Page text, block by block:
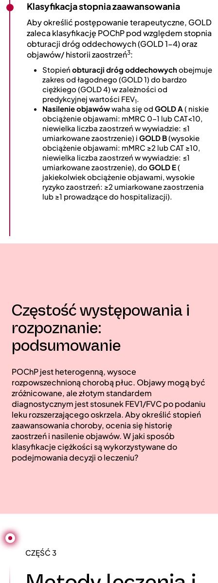
Klasyfikacja stopnia zaawansowania
Aby określić postępowanie terapeutyczne, GOLD
zaleca klasyfikację POChP pod względem stopnia
obturacji dróg oddechowych (GOLD 1-4) oraz
objawów/ historii zaostrzeń3:
Stopień obturacji dróg oddechowychobejmuje
zakres od łagodnego (GOLD 1) do bardzo
ciężkiego (GOLD 4) w zależności od
predykcyjnej wartości FEV1.
Nasilenie objawówwaha się od GOLD A ( niskie
obciążenie objawami: mMRC 0-1 lub CAT<10,
niewielka liczba zaostrzeń w wywiadzie: ≤1
umiarkowane zaostrzenie) i GOLD B(wysokie
obciążenie objawami: mMRC ≥2 lub CAT ≥10,
niewielka liczba zaostrzeń w wywiadzie: ≤1
umiarkowane zaostrzenie), do GOLD E(
jakiekolwiek obciążenie objawami, wysokie
ryzyko zaostrzeń: ≥2 umiarkowane zaostrzenia
lub ≥1 prowadzące do hospitalizacji).
Częstość występowania i
rozpoznanie:
podsumowanie
POChP jest heterogenną, wysoce
rozpowszechnioną chorobą płuc. Objawy mogą być
zróżnicowane, ale złotym standardem
diagnostycznym jest stosunek FEV1/FVC po podaniu
leku rozszerzającego oskrzela. Aby określić stopień
zaawansowania choroby, ocenia się historię
zaostrzeń i nasilenie objawów. W jaki sposób
klasyfikacje ciężkości są wykorzystywane do
podejmowania decyzji o leczeniu?
CZĘŚĆ 3